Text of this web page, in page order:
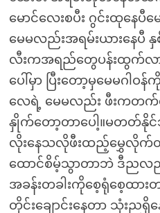
မောင်လေးစပီး ဂွင်းထုနေ
မေမလည်းအရမ်းယားနေပီ
လီးကအရည်တွေပန်းထွက်လာ
ပေါ်မှာ ပြီးတော့မှမေမဂါဝန်
လေရဲ့ မေမလည်း ဖီးကတ
နှိုက်တော့တာပေါ့။မတတ်နိုင်
လိုးနေသလိုဖီးထည့်မွှေလိုက်တ
ထောင်စိမ့်သွာတာဘဲ ဒီညလည်
အခန်းတခါးကိုစေ့ရုံစေ့ထား
တိုင်းချောင်းနေတာ သုံးည